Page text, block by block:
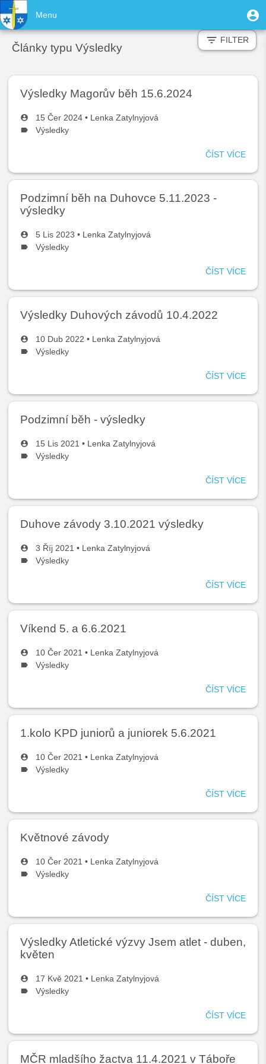
Přejít
k
hlavnímu
obsahu
User
account
menu
Menu
Články typu Výsledky
FILTER
Výsledky Magorův běh 15.6.2024
15 Čer 2024 • Lenka Zatylnyjová
Výsledky
ČÍST VÍCE
Podzimní běh na Duhovce 5.11.2023 -
výsledky
5 Lis 2023 • Lenka Zatylnyjová
Výsledky
ČÍST VÍCE
BĚH
Výsledky Duhových závodů 10.4.2022
10 Dub 2022 • Lenka Zatylnyjová
Výsledky
ČÍST VÍCE
Podzimní běh - výsledky
15 Lis 2021 • Lenka Zatylnyjová
Výsledky
ČÍST VÍCE
BĚH
Duhove závody 3.10.2021 výsledky
3 Říj 2021 • Lenka Zatylnyjová
Výsledky
ČÍST VÍCE
Víkend 5. a 6.6.2021
10 Čer 2021 • Lenka Zatylnyjová
Výsledky
ČÍST VÍCE
5.
1.kolo KPD juniorů a juniorek 5.6.2021
10 Čer 2021 • Lenka Zatylnyjová
Výsledky
ČÍST VÍCE
KPD
Květnové závody
10 Čer 2021 • Lenka Zatylnyjová
Výsledky
ČÍST VÍCE
Výsledky Atletické výzvy Jsem atlet - duben,
květen
17 Kvě 2021 • Lenka Zatylnyjová
Výsledky
ČÍST VÍCE
MČR mladšího žactva 11.4.2021 v Táboře